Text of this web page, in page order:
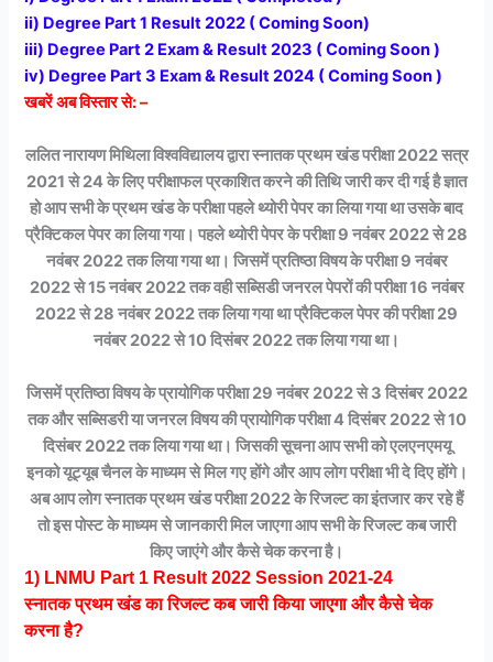
ii) Degree Part 1 Result 2022 ( Coming Soon)
iii) Degree Part 2 Exam & Result 2023 ( Coming Soon )
iv) Degree Part 3 Exam & Result 2024 ( Coming Soon )
खबरें अब विस्तार से: –
ललित नारायण मिथिला विश्वविद्यालय द्वारा स्नातक प्रथम खंड परीक्षा 2022 सत्र
2021 से 24 के लिए परीक्षाफल प्रकाशित करने की तिथि जारी कर दी गई है ज्ञात
हो आप सभी के प्रथम खंड के परीक्षा पहले थ्योरी पेपर का लिया गया था उसके बाद
प्रैक्टिकल पेपर का लिया गया। पहले थ्योरी पेपर के परीक्षा 9 नवंबर 2022 से 28
नवंबर 2022 तक लिया गया था। जिसमें प्रतिष्ठा विषय के परीक्षा 9 नवंबर
2022 से 15 नवंबर 2022 तक वही सब्सिडी जनरल पेपरों की परीक्षा 16 नवंबर
2022 से 28 नवंबर 2022 तक लिया गया था प्रैक्टिकल पेपर की परीक्षा 29
नवंबर 2022 से 10 दिसंबर 2022 तक लिया गया था।
जिसमें प्रतिष्ठा विषय के प्रायोगिक परीक्षा 29 नवंबर 2022 से 3 दिसंबर 2022
तक और सब्सिडरी या जनरल विषय की प्रायोगिक परीक्षा 4 दिसंबर 2022 से 10
दिसंबर 2022 तक लिया गया था। जिसकी सूचना आप सभी को एलएनएमयू
इनको यूट्यूब चैनल के माध्यम से मिल गए होंगे और आप लोग परीक्षा भी दे दिए होंगे।
अब आप लोग स्नातक प्रथम खंड परीक्षा 2022 के रिजल्ट का इंतजार कर रहे हैं
तो इस पोस्ट के माध्यम से जानकारी मिल जाएगा आप सभी के रिजल्ट कब जारी
किए जाएंगे और कैसे चेक करना है।
1) LNMU Part 1 Result 2022 Session 2021-24
स्नातक प्रथम खंड का रिजल्ट कब जारी किया जाएगा और कैसे चेक
करना है?